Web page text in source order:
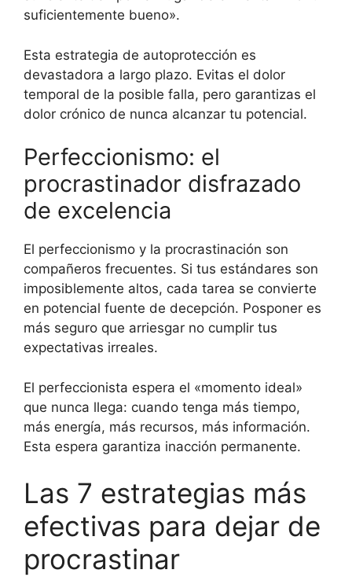
suficientemente bueno».
Esta estrategia de autoprotección es
devastadora a largo plazo. Evitas el dolor
temporal de la posible falla, pero garantizas el
dolor crónico de nunca alcanzar tu potencial.
Perfeccionismo: el
procrastinador disfrazado
de excelencia
El perfeccionismo y la procrastinación son
compañeros frecuentes. Si tus estándares son
imposiblemente altos, cada tarea se convierte
en potencial fuente de decepción. Posponer es
más seguro que arriesgar no cumplir tus
expectativas irreales.
El perfeccionista espera el «momento ideal»
que nunca llega: cuando tenga más tiempo,
más energía, más recursos, más información.
Esta espera garantiza inacción permanente.
Las 7 estrategias más
efectivas para dejar de
procrastinar